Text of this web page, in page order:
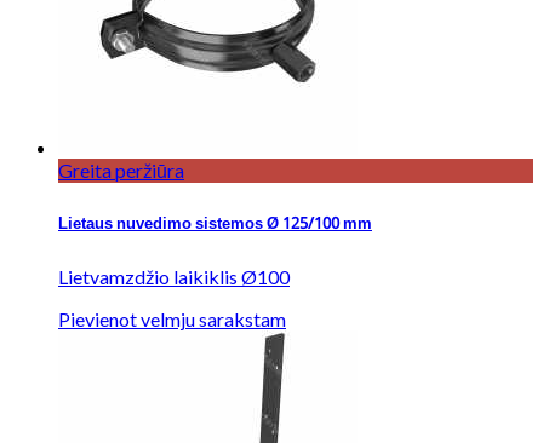
Greita peržiūra
Lietaus nuvedimo sistemos Ø 125/100 mm
Lietvamzdžio laikiklis Ø100
Pievienot velmju sarakstam